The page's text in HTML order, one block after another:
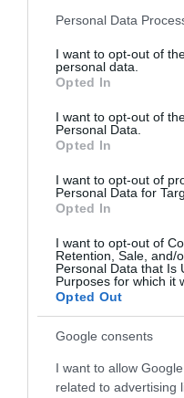
Please note that this
not limited to your visit or
grant or deny consent to
use your data for below
consent section.
Personal Data
I want to opt-out of
personal data.
Opted In
I want to opt-out of
Personal Data.
Opted In
I want to opt-out of
Personal Data for
Opted In
I want to opt-out of
Retention, Sale, and/
Personal Data that Is
Purposes for which it
Opted Out
Google consents
I want to allow
related to advertising
ΕΠΙΧΕΙΡΗΣΕΙΣ
Ο Βαγγέλης
εξαγόρασε την
03.06.2021